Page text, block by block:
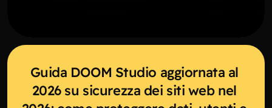
Guida DOOM Studio aggiornata al
2026 su sicurezza dei siti web nel